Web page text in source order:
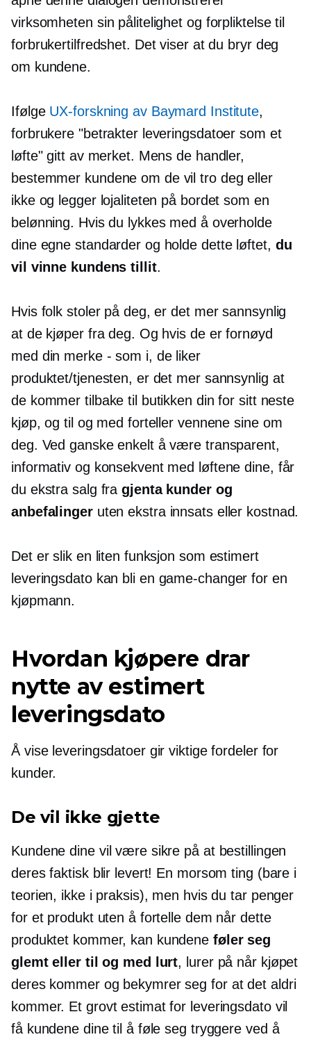
virksomheten sin pålitelighet og forpliktelse til
forbrukertilfredshet. Det viser at du bryr deg
om kundene.
Ifølge UX-forskning av Baymard Institute,
forbrukere "betrakter leveringsdatoer som et
løfte" gitt av merket. Mens de handler,
bestemmer kundene om de vil tro deg eller
ikke og legger lojaliteten på bordet som en
belønning. Hvis du lykkes med å overholde
dine egne standarder og holde dette løftet, du
vil vinne kundens tillit.
Hvis folk stoler på deg, er det mer sannsynlig
at de kjøper fra deg. Og hvis de er fornøyd
med din merke - som i, de liker
produktet/tjenesten, er det mer sannsynlig at
de kommer tilbake til butikken din for sitt neste
kjøp, og til og med forteller vennene sine om
deg. Ved ganske enkelt å være transparent,
informativ og konsekvent med løftene dine, får
du ekstra salg fragjenta kunder og
anbefalingeruten ekstra innsats eller kostnad.
Det er slik en liten funksjon som estimert
leveringsdato kan bli en game-changer for en
kjøpmann.
Hvordan kjøpere drar
nytte av estimert
leveringsdato
Å vise leveringsdatoer gir viktige fordeler for
kunder.
De vil ikke gjette
Kundene dine vil være sikre på at bestillingen
deres faktisk blir levert! En morsom ting (bare i
teorien, ikke i praksis), men hvis du tar penger
for et produkt uten å fortelle dem når dette
produktet kommer, kan kundene føler seg
glemt eller til og med lurt, lurer på når kjøpet
deres kommer og bekymrer seg for at det aldri
kommer. Et grovt estimat for leveringsdato vil
få kundene dine til å føle seg tryggere ved å